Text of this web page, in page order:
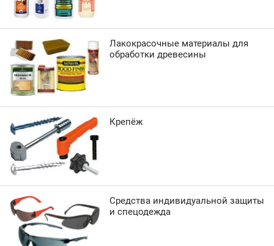
Лакокрасочные материалы для
обработки древесины
Крепёж
Средства индивидуальной защиты
и спецодежда